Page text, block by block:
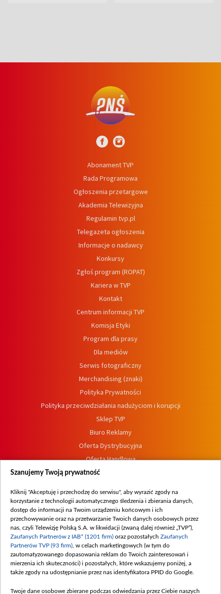
Abonament TVP
Rada Programowa
Ogłoszenia przetargowe
Akademia Telewizyjna
Regulamin tvp.pl
Telegazeta ogłoszenia
Informacje o nadawcy
Konkursy
Zgłoś program (ROPAT)
Kariera w TVP
Kontakt
Centrum informacji TVP
Komisja Etyki
Program dla prasy
Dla mediów
Serwis fotograficzny
Merchandising (znaki)
Polityka Prywatności
Polityka przeciwdziałania nadużyciom i korupcji
Sklep TVP
Biuro Reklamy
Oferta Dystrybucyjna
Oferta Handlowa
Dostępność
Procedura zgłoszeń wewnętrznych
Szanujemy Twoją prywatność
Kliknij "Akceptuję i przechodzę do serwisu", aby wyrazić zgody na
korzystanie z technologii automatycznego śledzenia i zbierania danych,
dostęp do informacji na Twoim urządzeniu końcowym i ich
przechowywanie oraz na przetwarzanie Twoich danych osobowych przez
nas, czyli Telewizję Polską S.A. w likwidacji (zwaną dalej również „TVP”),
Zaufanych Partnerów z IAB* (1201 firm) oraz pozostałych Zaufanych
Partnerów TVP (93 firm) , w celach marketingowych (w tym do
zautomatyzowanego dopasowania reklam do Twoich zainteresowań i
mierzenia ich skuteczności) i pozostałych, które wskazujemy poniżej, a
także zgody na udostępnianie przez nas identyfikatora PPID do Google.
Twoje dane osobowe zbierane podczas odwiedzania przez Ciebie naszych